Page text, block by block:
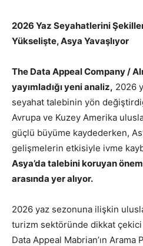
2026 Yaz Seyahatlerini
Yükselişte, Asya Yavaşlıyor
The Data Appeal Company /
yayımladığı yeni analiz, 2026
seyahat talebinin yön
Avrupa ve Kuzey Amerika
güçlü büyüme kaydederken,
gelişmelerin etkisiyle ivme
Asya’da talebini koruyan
arasında yer alıyor.
2026 yaz sezonuna ilişkin
turizm sektöründe dikkat
Data Appeal Mabrian’ın Arama